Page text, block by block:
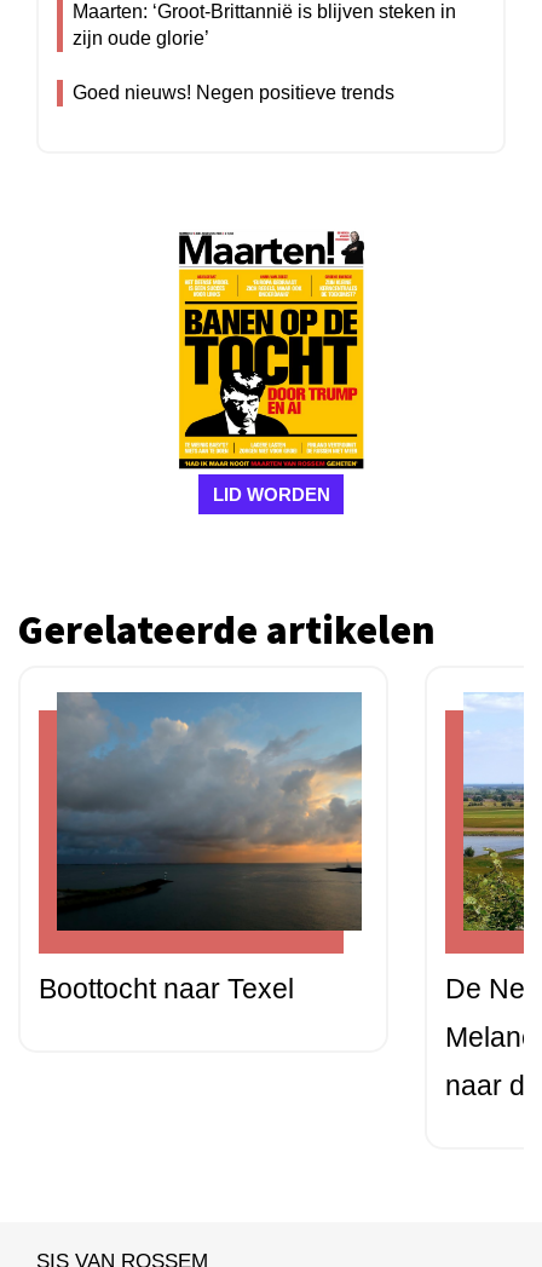
Maarten: ‘Groot-Brittannië is blijven steken in
zijn oude glorie’
Goed nieuws! Negen positieve trends
LID WORDEN
Gerelateerde artikelen
Boottocht naar Texel
De
naar
SIS VAN ROSSEM